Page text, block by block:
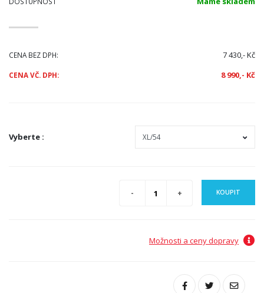
CENA BEZ DPH: 7 430,- Kč
CENA VČ. DPH: 8 990,- Kč
Vyberte :
KOUPIT
Možnosti a ceny dopravy